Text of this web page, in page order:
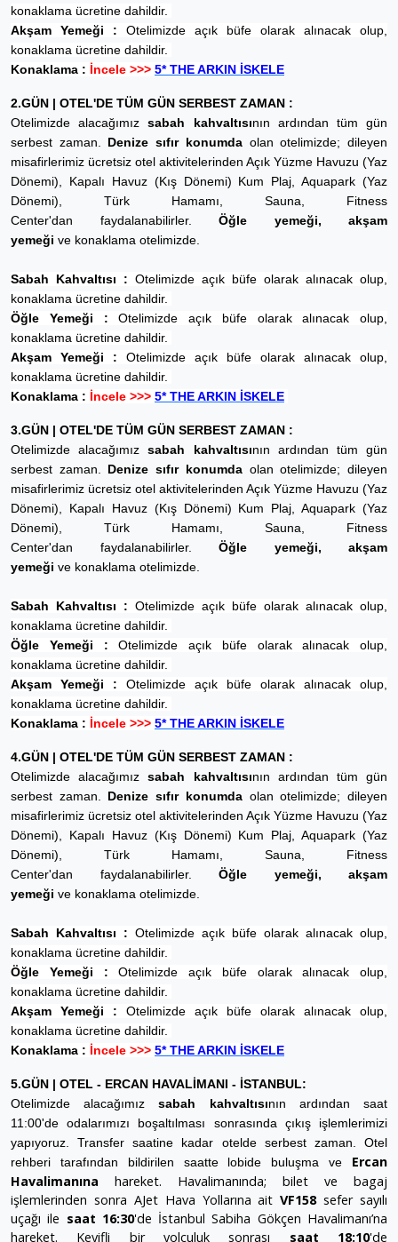
konaklama ücretine dahildir.
Akşam Yemeği : Otelimizde açık büfe olarak alınacak olup,
konaklama ücretine dahildir.
Konaklama : İncele >>> 5* THE ARKIN İSKELE
2.GÜN | OTEL'DE TÜM GÜN SERBEST ZAMAN :
Otelimizde alacağımızsabah kahvaltısının ardından tüm gün
serbest zaman. Denize sıfır konumdaolan otelimizde; dileyen
misafirlerimiz ücretsiz otel aktivitelerinden Açık Yüzme Havuzu (Yaz
Dönemi), Kapalı Havuz (Kış Dönemi) Kum Plaj, Aquapark (Yaz
Dönemi), Türk Hamamı, Sauna, Fitness
Center'dan faydalanabilirler. Öğle yemeği, akşam
yemeği ve konaklama otelimizde.
Sabah Kahvaltısı : Otelimizde açık büfe olarak alınacak olup,
konaklama ücretine dahildir.
Öğle Yemeği :
Otelimizde açık büfe olarak alınacak olup,
konaklama ücretine dahildir.
Akşam Yemeği : Otelimizde açık büfe olarak alınacak olup,
konaklama ücretine dahildir.
Konaklama : İncele >>> 5* THE ARKIN İSKELE
3.GÜN | OTEL'DE TÜM GÜN SERBEST ZAMAN :
Otelimizde alacağımızsabah kahvaltısının ardından tüm gün
serbest zaman. Denize sıfır konumdaolan otelimizde; dileyen
misafirlerimiz ücretsiz otel aktivitelerinden Açık Yüzme Havuzu (Yaz
Dönemi), Kapalı Havuz (Kış Dönemi) Kum Plaj, Aquapark (Yaz
Dönemi), Türk Hamamı, Sauna, Fitness
Center'dan faydalanabilirler. Öğle yemeği, akşam
yemeği ve konaklama otelimizde.
Sabah Kahvaltısı : Otelimizde açık büfe olarak alınacak olup,
konaklama ücretine dahildir.
Öğle Yemeği :
Otelimizde açık büfe olarak alınacak olup,
konaklama ücretine dahildir.
Akşam Yemeği : Otelimizde açık büfe olarak alınacak olup,
konaklama ücretine dahildir.
Konaklama : İncele >>> 5* THE ARKIN İSKELE
4.GÜN | OTEL'DE TÜM GÜN SERBEST ZAMAN :
Otelimizde alacağımızsabah kahvaltısının ardından tüm gün
serbest zaman. Denize sıfır konumdaolan otelimizde; dileyen
misafirlerimiz ücretsiz otel aktivitelerinden Açık Yüzme Havuzu (Yaz
Dönemi), Kapalı Havuz (Kış Dönemi) Kum Plaj, Aquapark (Yaz
Dönemi), Türk Hamamı, Sauna, Fitness
Center'dan faydalanabilirler. Öğle yemeği, akşam
yemeği ve konaklama otelimizde.
Sabah Kahvaltısı : Otelimizde açık büfe olarak alınacak olup,
konaklama ücretine dahildir.
Öğle Yemeği :
Otelimizde açık büfe olarak alınacak olup,
konaklama ücretine dahildir.
Akşam Yemeği : Otelimizde açık büfe olarak alınacak olup,
konaklama ücretine dahildir.
Konaklama : İncele >>> 5* THE ARKIN İSKELE
5.GÜN | OTEL - ERCAN HAVALİMANI - İSTANBUL:
Otelimizde alacağımızsabah kahvaltısının ardından saat
11:00'de odalarımızı boşaltılması sonrasında çıkış işlemlerimizi
yapıyoruz. Transfer saatine kadar otelde serbest zaman. Otel
rehberi tarafından bildirilen saatte lobide buluşma ve Ercan
Havalimanına hareket. Havalimanında; bilet ve bagaj
işlemlerinden sonra AJet Hava Yollarına aitVF158sefer sayılı
uçağı ile saat 16:30'de İstanbul Sabiha Gökçen Havalimanı’na
hareket. Keyifli bir yolculuk sonrası saat 18:10'de